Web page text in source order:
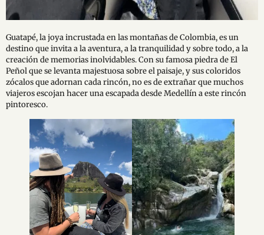
Guatapé, la joya incrustada en las montañas de Colombia, es un
destino que invita a la aventura, a la tranquilidad y sobre todo, a la
creación de memorias inolvidables. Con su famosa piedra de El
Peñol que se levanta majestuosa sobre el paisaje, y sus coloridos
zócalos que adornan cada rincón, no es de extrañar que muchos
viajeros escojan hacer una escapada desde Medellín a este rincón
pintoresco.